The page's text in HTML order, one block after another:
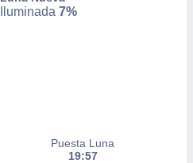
Iluminada 7%
Puesta Luna
19:57